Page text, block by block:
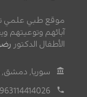
موقع طبي علمي
آبائهم وتوعيتهم
الأطفال الدكتور
سوريا, دمشق,